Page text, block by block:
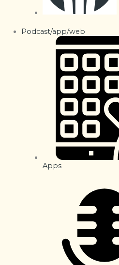
Podcast/app/web
Apps